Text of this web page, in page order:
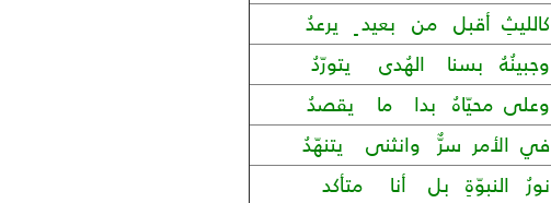
كالليثِ أقبل من بعيد ٍ يرعدُ
وجبينُهُ بسنا الهُدى يتورّدُ
وعلى محيّاهُ بدا ما يقصدُ
في الأمر سرٌّ وانثنى يتنهّدُ
نورُ النبوّةِ بل أنا متأكد